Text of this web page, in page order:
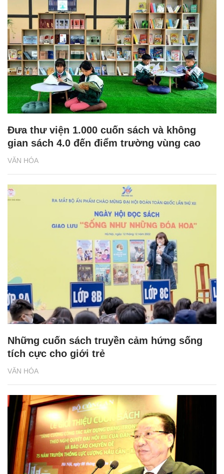
VĂN HÓA
Đưa thư viện 1.000 cuốn sách và không
gian sách 4.0 đến điểm trường vùng cao
VĂN HÓA
Những cuốn sách truyền cảm hứng sống
tích cực cho giới trẻ